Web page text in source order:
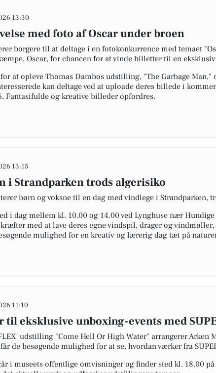
13:30
med foto af Oscar under broen
borgere til at deltage i en fotokonkurrence med temaet
Oscar, for chancen for at vinde billetter til en
at opleve Thomas Dambos udstilling, "The Garbage
kan deltage ved at uploade deres billede i
Fantasifulde og kreative billeder opfordres.
13:15
i Strandparken trods algerisiko
børn og voksne til en dag med vindlege i Strandparken,
i dag mellem kl. 10.00 og 14.00 ved Lynghuse nær
med at lave deres egne vindspil, drager og
mulighed for en kreativ og lærerig dag tæt på
11:10
eksklusive unboxing-events med
udstilling "Come Hell Or High Water" arrangerer Arken
de besøgende mulighed for at se, hvordan værker fra
i museets offentlige omvisninger og finder sted kl. 18.00